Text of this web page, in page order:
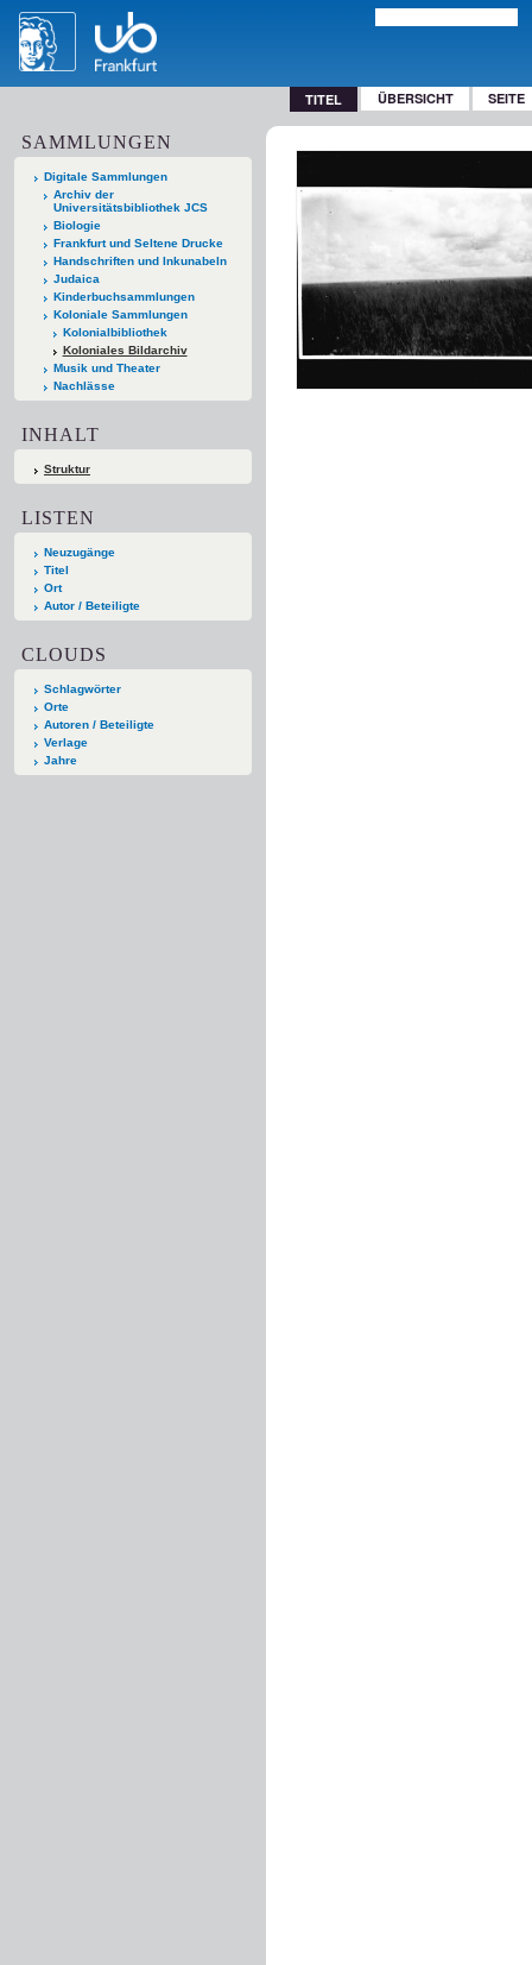
TITEL ÜBERSICHT SEITE
SAMMLUNGEN
Digitale Sammlungen
Archiv der
Universitätsbibliothek JCS
Biologie
Frankfurt und Seltene Drucke
Handschriften und Inkunabeln
Judaica
Kinderbuchsammlungen
Koloniale Sammlungen
Kolonialbibliothek
Koloniales Bildarchiv
Musik und Theater
Nachlässe
INHALT
Struktur
LISTEN
Neuzugänge
Titel
Ort
Autor / Beteiligte
CLOUDS
Schlagwörter
Orte
Autoren / Beteiligte
Verlage
Jahre